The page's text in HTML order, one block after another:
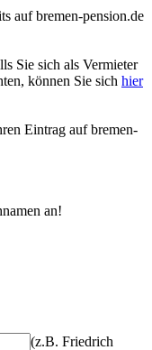
aufbremen-pension.de
Sie sich als Vermieter
können Sie sich hier
Eintrag auf bremen-
an!
(z.B. Friedrich